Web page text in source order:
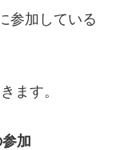
参加している
ます。
加